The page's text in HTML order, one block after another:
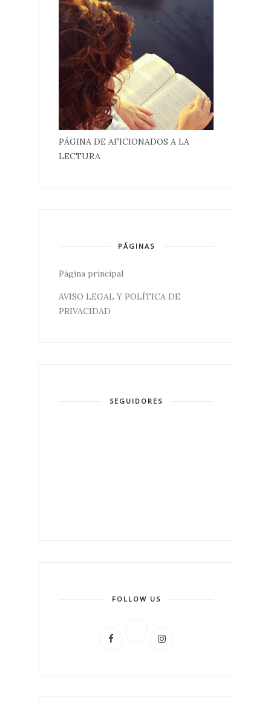
PÁGINA DE AFICIONADOS A LA
LECTURA
PÁGINAS
Página principal
AVISO LEGAL Y POLÍTICA DE
PRIVACIDAD
SEGUIDORES
FOLLOW US